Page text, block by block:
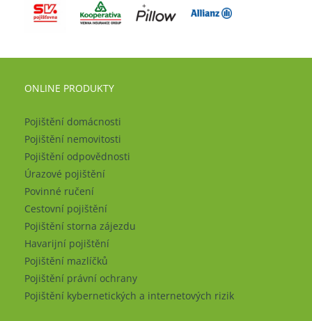
ONLINE PRODUKTY
Pojištění domácnosti
Pojištění nemovitosti
Pojištění odpovědnosti
Úrazové pojištění
Povinné ručení
Cestovní pojištění
Pojištění storna zájezdu
Havarijní pojištění
Pojištění mazlíčků
Pojištění právní ochrany
Pojištění kybernetických a internetových rizik